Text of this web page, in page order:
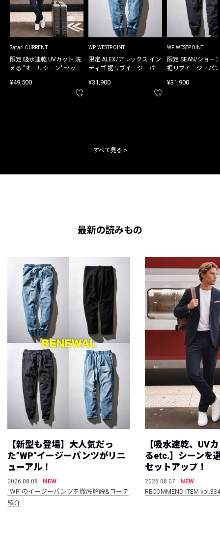
Safari CURRENT
限定 吸水速乾 UVカット 洗
える "オールシーン" セット
¥49,500
WP WESTPOINT
限定 ALEX/アレックス イン
ディゴ 裾リブイージーパン
¥31,900
WP WESTPOINT
限定 SEAN/ショー
裾リブイージーパ
¥31,900
すべて見る
最新の読みもの
【新型も登場】大人気だっ
た”WP”イージーパンツがリニ
ューアル！
2026.08.08
NEW
“WP”のイージーパンツを徹底解説&コーデ
紹介
【吸水速乾、UV
るetc.】シーンを
セットアップ！
2026.08.07
NEW
RECOMMEND ITEM vol.334